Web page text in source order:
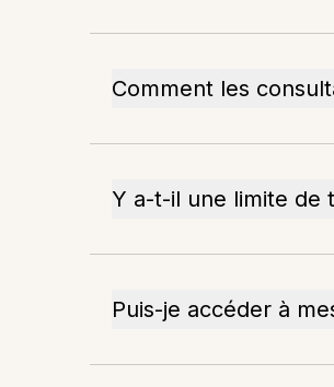
Comment les
Y a-t-il une limite de
Puis-je accéder à